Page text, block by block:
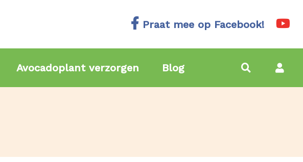
Praat mee op Facebook!
Avocadoplant verzorgen Blog